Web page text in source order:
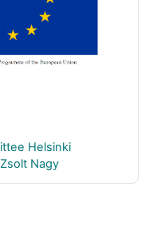
Helsinki
Nagy